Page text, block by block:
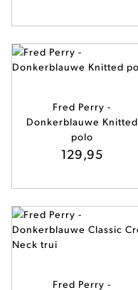
Fred Perry -
Donkerblauwe Knitted
polo
129,95
Fred Perry -